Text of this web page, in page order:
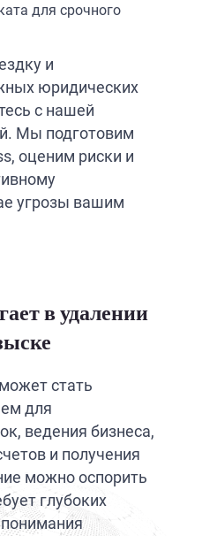
для срочного
и
юридических
с нашей
Мы подготовим
оценим риски и
угрозы вашим
в удалении
стать
для
ведения бизнеса,
и получения
можно оспорить
глубоких